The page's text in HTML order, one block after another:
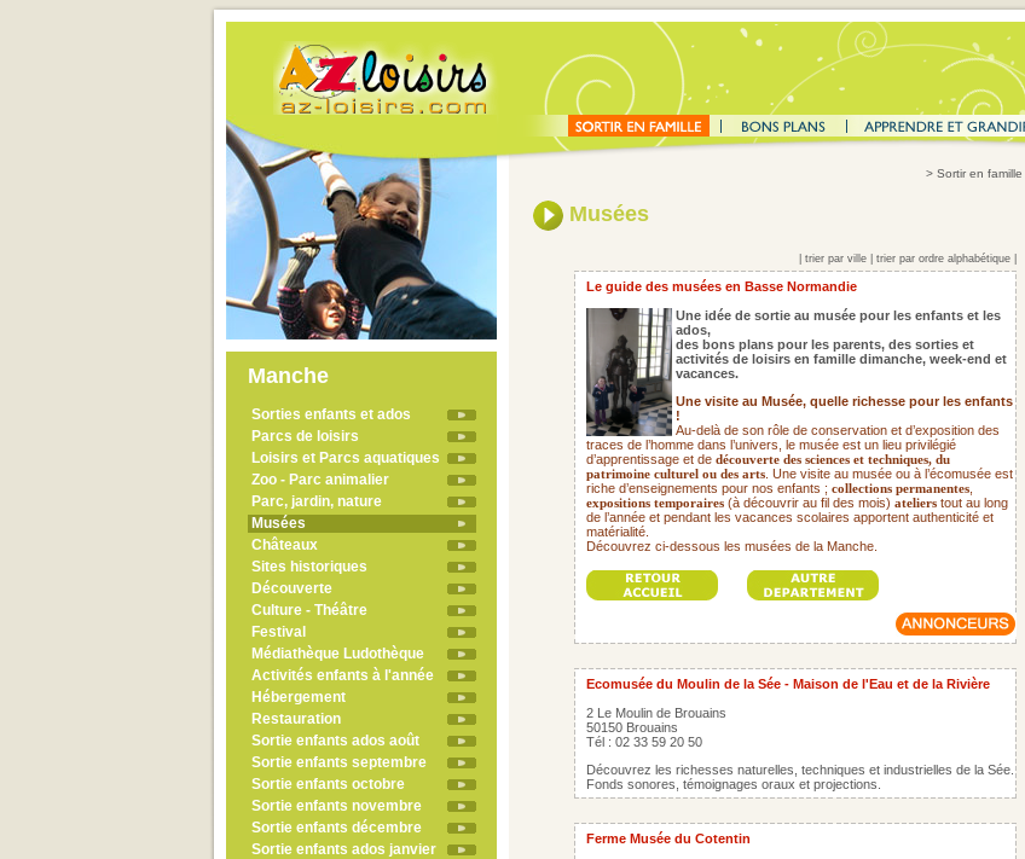
Manche
Sorties enfants et ados
Parcs de loisirs
Loisirs et Parcs aquatiques
Zoo - Parc animalier
Parc, jardin, nature
Musées
Châteaux
Sites historiques
Découverte
Culture - Théâtre
Festival
Médiathèque Ludothèque
Activités enfants à l'année
Hébergement
Restauration
Sortie enfants ados août
Sortie enfants septembre
Sortie enfants octobre
Sortie enfants novembre
Sortie enfants décembre
Sortie enfants ados janvier
> Sortir en famille
Musées
trier par ville trier par ordre alphabétique
Le guide des musées en Basse Normandie
Une idée de sortie au musée pour les enfants et les
ados,
des bons plans pour les parents, des sorties et
activités de loisirs en famille dimanche, week-end et
vacances.
Une visite au Musée, quelle richesse pour les enfants
!
Au-delà de son rôle de conservation et d’exposition des
traces de l’homme dans l’univers, le musée est un lieu privilégié
d’apprentissage et de découverte des sciences et techniques, du
patrimoine culturel ou des arts . Une visite au musée ou à l’écomusée est
riche d’enseignements pour nos enfants ; collections permanentes
expositions temporaires (à découvrir au fil des mois) ateliers tout au long
de l’année et pendant les vacances scolaires apportent authenticité et
matérialité.
Découvrez ci-dessous les musées de la Manche.
Ecomusée du Moulin de la Sée - Maison de l'Eau et de la Rivière
2 Le Moulin de Brouains
50150 Brouains
Tél : 02 33 59 20 50
Découvrez les richesses naturelles, techniques et industrielles de la Sée.
Fonds sonores, témoignages oraux et projections.
Ferme Musée du Cotentin